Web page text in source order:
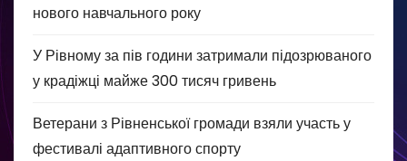
нового навчального року
У Рівному за пів години затримали підозрюваного
у крадіжці майже 300 тисяч гривень
Ветерани з Рівненської громади взяли участь у
фестивалі адаптивного спорту